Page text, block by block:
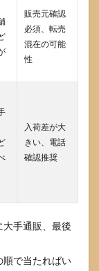
販売元確認
必須、転売
混在の可能
性
入荷差が大
きい、電話
確認推奨
手通販、最後
順で当たればい